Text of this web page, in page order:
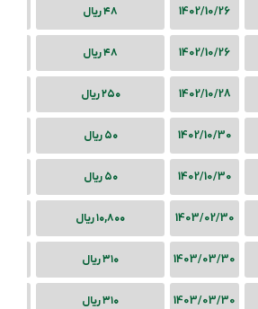
1402/10/26 ۴۸ ریال
1402/10/26 ۴۸ ریال
1402/10/28 ۲۵۰ ریال
1402/10/30 ۵۰ ریال
1402/10/30 ۵۰ ریال
1403/02/30 ۱۰,۸۰۰ ریال
1403/03/30 ۳۱۰ ریال
1403/03/30 ۳۱۰ ریال